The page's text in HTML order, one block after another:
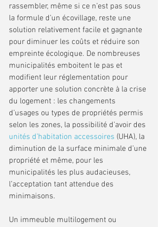
rassembler, même si ce n’est pas sous
la formule d’un écovillage, reste une
solution relativement facile et gagnante
pour diminuer les coûts et réduire son
empreinte écologique. De nombreuses
municipalités emboitent le pas et
modifient leur réglementation pour
apporter une solution concrète à la crise
du logement : les changements
d’usages ou types de propriétés permis
selon les zones, la possibilité d’avoir des
unités d’habitation accessoires (UHA), la
diminution de la surface minimale d’une
propriété et même, pour les
municipalités les plus audacieuses,
l’acceptation tant attendue des
minimaisons.
Un immeuble multilogement ou